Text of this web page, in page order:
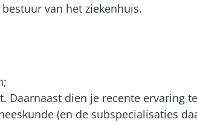
van het ziekenhuis.
Daarnaast dien je recente ervaring
(en de subspecialisaties